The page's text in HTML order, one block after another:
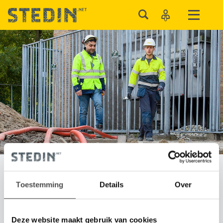
Toestemming Details Over
Deze website maakt gebruik van cookies
Facturen en betalingen